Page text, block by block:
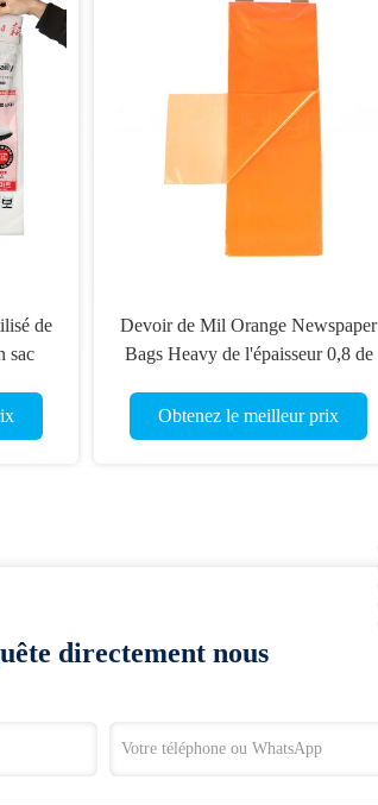
de
sac
Devoir de Mil Orange Newspaper
Bags Heavy de l'épaisseur 0,8 de
Obtenez le meilleur prix
directement nous